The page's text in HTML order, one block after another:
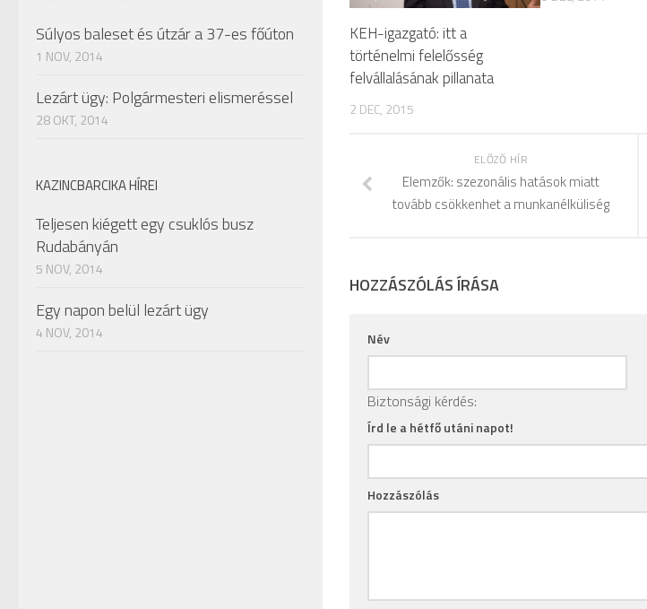
KEH-igazgató: itt a
történelmi felelősség
felvállalásának pillanata
2 DEC, 2015
ELŐZŐ HÍR
Elemzők: szezonális hatások miatt
tovább csökkenhet a munkanélküliség
HOZZÁSZÓLÁS ÍRÁSA
Név
Biztonsági kérdés:
Írd le a hétfő utáni napot!
Hozzászólás
Súlyos baleset és útzár a 37-es főúton
1 NOV, 2014
Lezárt ügy: Polgármesteri elismeréssel
28 OKT, 2014
KAZINCBARCIKA HÍREI
Teljesen kiégett egy csuklós busz
Rudabányán
5 NOV, 2014
Egy napon belül lezárt ügy
4 NOV, 2014